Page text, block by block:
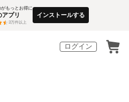
がもっとお得に
プリ
3万件以上
インストールする
ログイン